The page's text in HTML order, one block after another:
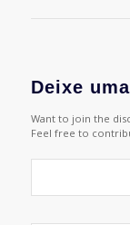
Deixe
Want to join the
Feel free to